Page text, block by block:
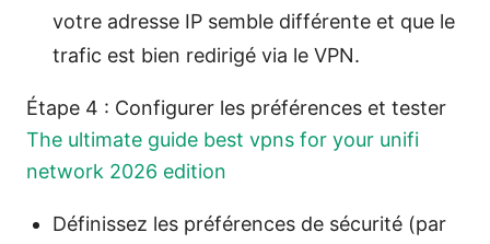
votre adresse IP semble différente et que le
trafic est bien redirigé via le VPN.
Étape 4 : Configurer les préférences et tester
The ultimate guide best vpns for your unifi
network 2026 edition
Définissez les préférences de sécurité (par